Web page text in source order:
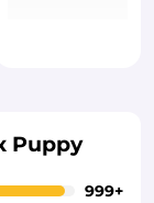
Puppy
999+